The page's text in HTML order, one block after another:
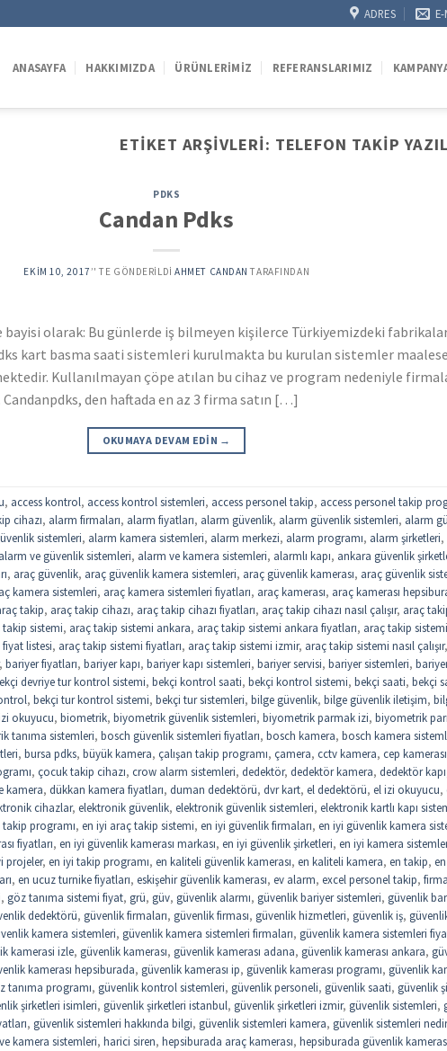
ADRES E-
ANASAYFA HAKKIMIZDA ÜRÜNLERIMIZ REFERANSLARIMIZ
ETIKET ARŞIVLERI: TELEFON TAKIP
PDKS
Candan Pdks
EKIM 10, 2017’' TE GÖNDERILDI AHMET CANDAN TARAFINDAN
bayisi olarak: Bu günlerde iş bilmeyen kişilerce Türkiyemizdeki
kart basma saati sistemleri kurulmakta bu kurulan sistemler
Kullanılmayan çöpe atılan bu cihaz ve program nedeniyle
den haftada en az 3 firma satın […]
OKUMAYA DEVAM EDIN →
, access kontrol, access kontrol sistemleri, access personel takip, access personel takip
cihazı, alarm firmaları, alarm fiyatları, alarm güvenlik, alarm güvenlik sistemleri, alarm
sistemleri, alarm kamera sistemleri, alarm merkezi, alarm programı, alarm şirketleri,
alarm ve güvenlik sistemleri, alarm ve kamera sistemleri, alarmlı kapı, ankara güvenlik
, araç güvenlik, araç güvenlik kamera sistemleri, araç güvenlik kamerası, araç güvenlik
kamera sistemleri, araç kamera sistemleri fiyatları, araç kamerası, araç kamerası
takip, araç takip cihazı, araç takip cihazı fiyatları, araç takip cihazı nasıl çalışır, araç
takip sistemi, araç takip sistemi ankara, araç takip sistemi ankara fiyatları, araç takip
listesi, araç takip sistemi fiyatları, araç takip sistemi izmir, araç takip sistemi nasıl çalışır,
, bariyer fiyatları, bariyer kapı, bariyer kapı sistemleri, bariyer servisi, bariyer sistemleri,
devriye tur kontrol sistemi, bekçi kontrol saati, bekçi kontrol sistemi, bekçi saati, bekçi
, bekçi tur kontrol sistemi, bekçi tur sistemleri, bilge güvenlik, bilge güvenlik iletişim,
okuyucu, biometrik, biyometrik güvenlik sistemleri, biyometrik parmak izi, biyometrik
tanıma sistemleri, bosch güvenlik sistemleri fiyatları, bosch kamera, bosch kamera
, bursa pdks, büyük kamera, çalışan takip programı, çamera, cctv kamera, cep kamerası
, çocuk takip cihazı, crow alarm sistemleri, dedektör, dedektör kamera, dedektör kapı
kamera, dükkan kamera fiyatları, duman dedektörü, dvr kart, el dedektörü, el izi okuyucu,
cihazlar, elektronik güvenlik, elektronik güvenlik sistemleri, elektronik kartlı kapı
programı, en iyi araç takip sistemi, en iyi güvenlik firmaları, en iyi güvenlik kamera
fiyatları, en iyi güvenlik kamerası markası, en iyi güvenlik şirketleri, en iyi kamera
projeler, en iyi takip programı, en kaliteli güvenlik kamerası, en kaliteli kamera, en takip,
, en ucuz turnike fiyatları, eskişehir güvenlik kamerası, ev alarm, excel personel takip,
, göz tanıma sistemi fiyat, grü, güv, güvenlik alarmı, güvenlik bariyer sistemleri, güvenlik
dedektörü, güvenlik firmaları, güvenlik firması, güvenlik hizmetleri, güvenlik iş,
kamera sistemleri, güvenlik kamera sistemleri firmaları, güvenlik kamera sistemleri
kamerasi izle, güvenlik kamerası, güvenlik kamerası adana, güvenlik kamerası ankara,
kamerası hepsiburada, güvenlik kamerası ip, güvenlik kamerası programı, güvenlik
tanıma programı, güvenlik kontrol sistemleri, güvenlik personeli, güvenlik saati, güvenlik
şirketleri isimleri, güvenlik şirketleri istanbul, güvenlik şirketleri izmir, güvenlik sistemleri,
, güvenlik sistemleri hakkında bilgi, güvenlik sistemleri kamera, güvenlik sistemleri nedir
kamera sistemleri, harici siren, hepsiburada araç kamerası, hepsiburada güvenlik